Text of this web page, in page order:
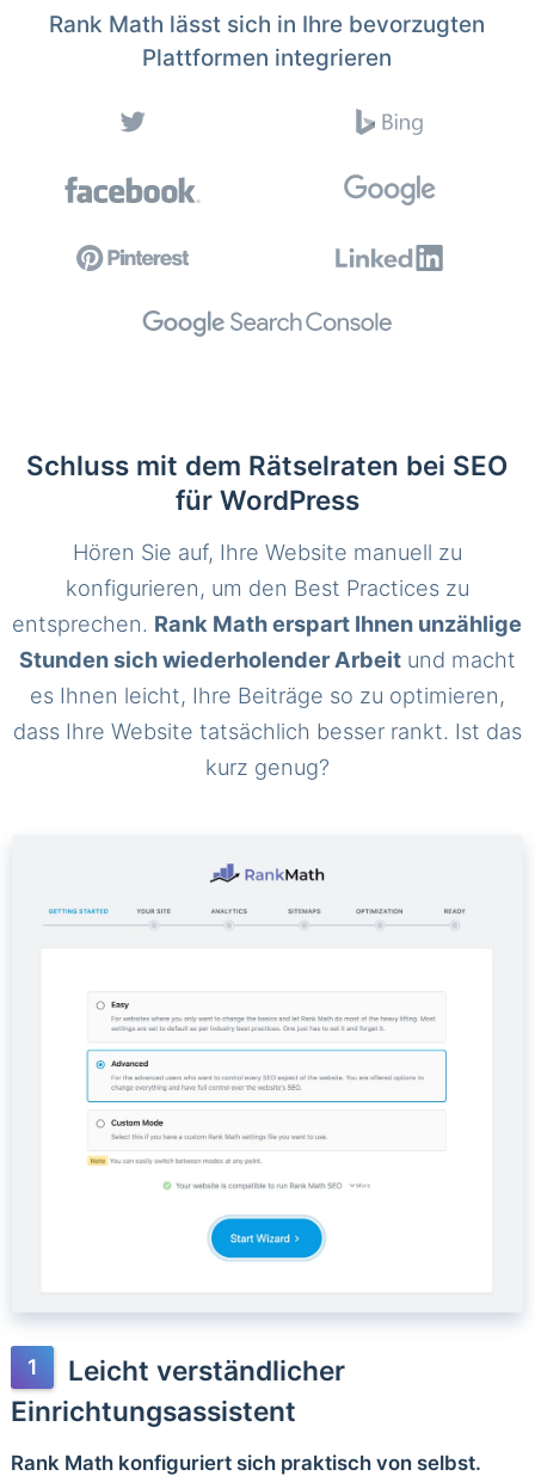
Rank Math lässt sich in Ihre bevorzugten
Plattformen integrieren
Schluss mit dem Rätselraten bei SEO
für WordPress
Hören Sie auf, Ihre Website manuell zu
konfigurieren, um den Best Practices zu
entsprechen. Rank Math erspart Ihnen unzählige
Stunden sich wiederholender Arbeitund macht
es Ihnen leicht, Ihre Beiträge so zu optimieren,
dass Ihre Website tatsächlich besser rankt. Ist das
kurz genug?
Leicht verständlicher
Einrichtungsassistent
Rank Math konfiguriert sich praktisch von selbst.